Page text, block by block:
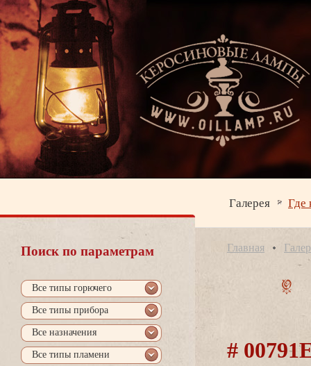
Галерея Где
Поиск по параметрам
се типы горючего
се типы прибора
се назначения
се типы пламени
Главная
#